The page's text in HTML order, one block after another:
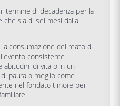
termine di decadenza per la
che sia di sei mesi dalla
consumazione del reato di
consistente
abitudini di vita o in un
paura o meglio come
nel fondato timore per